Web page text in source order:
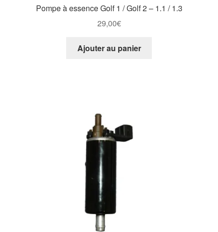
Pompe à essence Golf 1 / Golf 2 – 1.1 / 1.3
29,00€
Ajouter au panier